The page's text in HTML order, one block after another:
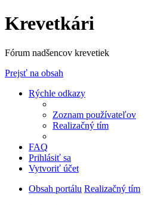
Krevetkári
Fórum nadšencov krevetiek
Prejsť na obsah
Rýchle odkazy
Zoznam používateľov
Realizačný tím
FAQ
Prihlásiť sa
Vytvoriť účet
Obsah portálu Realizačný tím